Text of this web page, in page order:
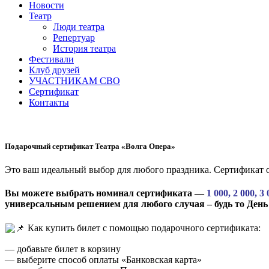
Новости
Театр
Люди театра
Репертуар
История театра
Фестивали
Клуб друзей
УЧАСТНИКАМ СВО
Сертификат
Контакты
Подарочный сертификат Театра «Волга Опера»
Это ваш идеальный выбор для любого праздника. Сертификат
Вы можете выбрать номинал сертификата — 1 000, 2 000, 3
универсальным решением для любого случая – будь то
Как купить билет с помощью подарочного сертификата:
— добавьте билет в корзину
— выберите способ оплаты «Банковская карта»